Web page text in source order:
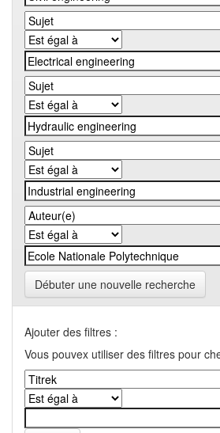
Débuter une nouvelle recherche
Ajouter des filtres :
Vous pouvex utiliser des filtres pour